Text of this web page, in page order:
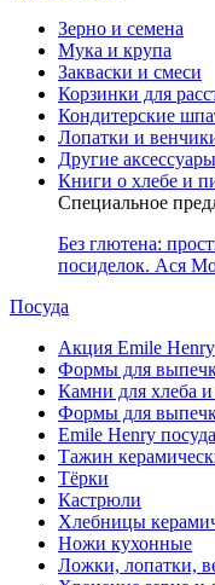
Зерно и семена
Мука и крупа
Закваски и смеси
Корзинки для
Кондитерские
Лопатки и
Другие аксессуары
Книги о хлебе и
Специальное
Без глютена:
посиделок. Ася
Посуда
Акция Emile Henry
Формы для
Камни для хлеба
Формы для
Emile Henry посуда
Тажин
Тёрки
Кастрюли
Хлебницы
Ножи кухонные
Ложки, лопатки,